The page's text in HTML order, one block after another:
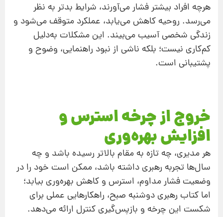
هرچه افراد بیشتر فشار می‌آورند، شرایط بدتر به نظر
می‌رسد. روحیه کاهش می‌یابد، عملکرد متوقف می‌شود و
زندگی شخصی آسیب می‌بیند. این مشکلات به‌دلیل
کم‌کاری نیست؛ بلکه ناشی از نبود راهنمایی، وضوح و
پشتیبانی است.
خروج از چرخه استرس و
افزایش بهره‌وری
هر مدیری، چه تازه به مقام بالاتر رسیده باشد و چه
سال‌ها تجربه رهبری داشته باشد، ممکن است خود را در
وضعیت فشار مداوم، استرس و کاهش بهره‌وری بیابد؛
اما کتاب رهبری دوشنبه صبح، راهکارهایی عملی برای
شکست این چرخه و بازپس‌گیری کنترل ارائه می‌دهد.